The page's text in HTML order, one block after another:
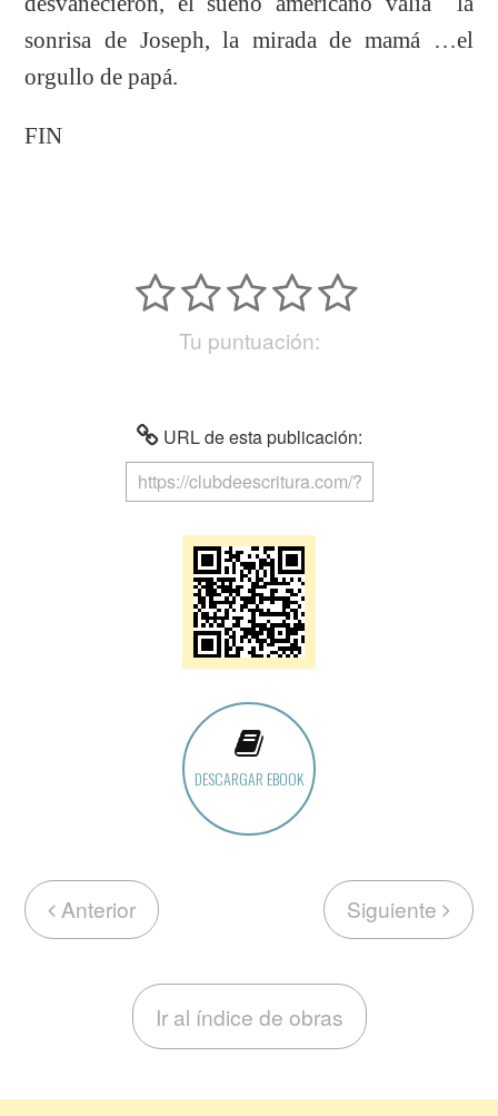
sonrisa de Joseph, la mirada de mamá …el
orgullo de papá.
FIN
Tu puntuación:
URL de esta publicación:
DESCARGAR EBOOK
Anterior Siguiente
Ir al índice de obras